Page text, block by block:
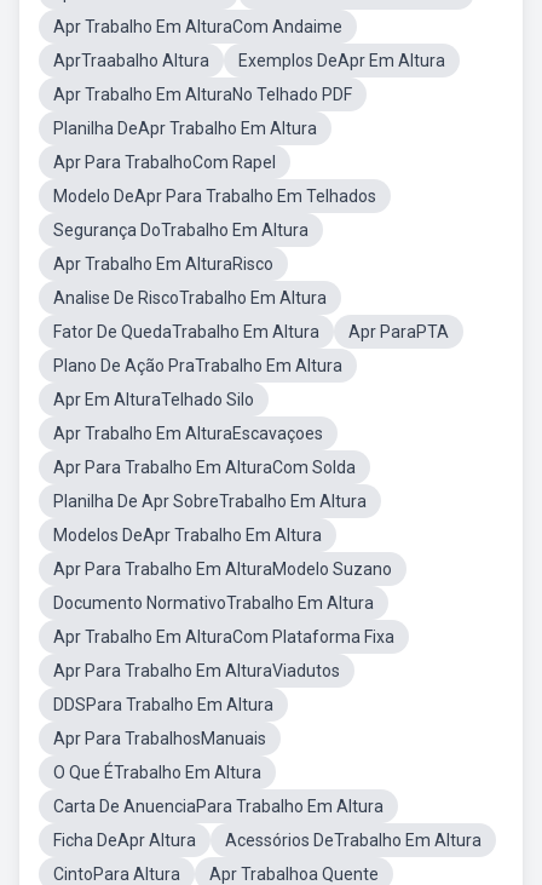
Apr Trabalho Em AlturaCom Andaime
AprTraabalho Altura
Exemplos DeApr Em Altura
Apr Trabalho Em AlturaNo Telhado PDF
Planilha DeApr Trabalho Em Altura
Apr Para TrabalhoCom Rapel
Modelo DeApr Para Trabalho Em Telhados
Segurança DoTrabalho Em Altura
Apr Trabalho Em AlturaRisco
Analise De RiscoTrabalho Em Altura
Fator De QuedaTrabalho Em Altura
Apr ParaPTA
Plano De Ação PraTrabalho Em Altura
Apr Em AlturaTelhado Silo
Apr Trabalho Em AlturaEscavaçoes
Apr Para Trabalho Em AlturaCom Solda
Planilha De Apr SobreTrabalho Em Altura
Modelos DeApr Trabalho Em Altura
Apr Para Trabalho Em AlturaModelo Suzano
Documento NormativoTrabalho Em Altura
Apr Trabalho Em AlturaCom Plataforma Fixa
Apr Para Trabalho Em AlturaViadutos
DDSPara Trabalho Em Altura
Apr Para TrabalhosManuais
O Que ÉTrabalho Em Altura
Carta De AnuenciaPara Trabalho Em Altura
Ficha DeApr Altura
Acessórios DeTrabalho Em Altura
CintoPara Altura
Apr Trabalhoa Quente